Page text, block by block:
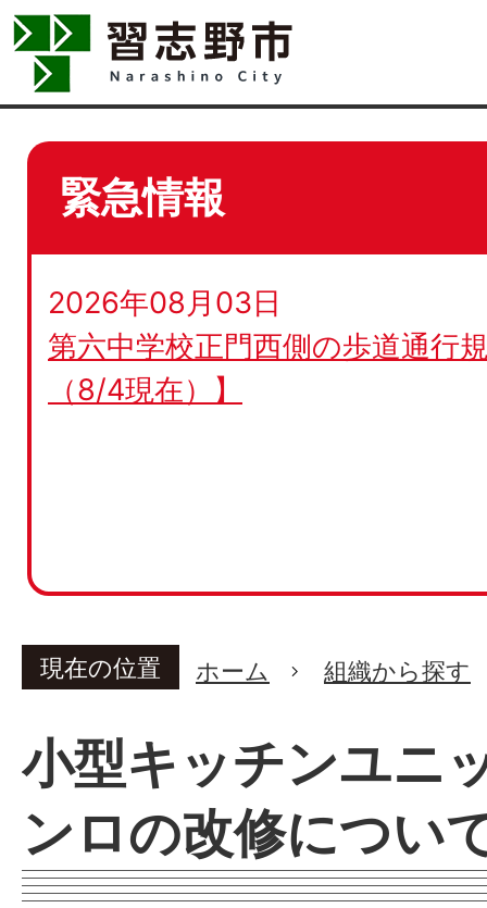
緊急情報
2026年08月03日
第六中学校正門西側の歩道通行
（8/4現在）】
現在の位置 ホーム 組織から探す
小型キッチンユニ
ンロの改修につい